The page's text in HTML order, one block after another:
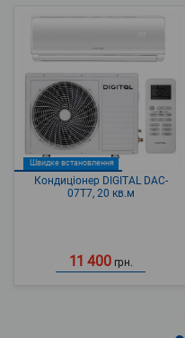
Швидке встановлення
Кондиціонер DIGITAL DAC-
07T7, 20 кв.м
11 400 грн.